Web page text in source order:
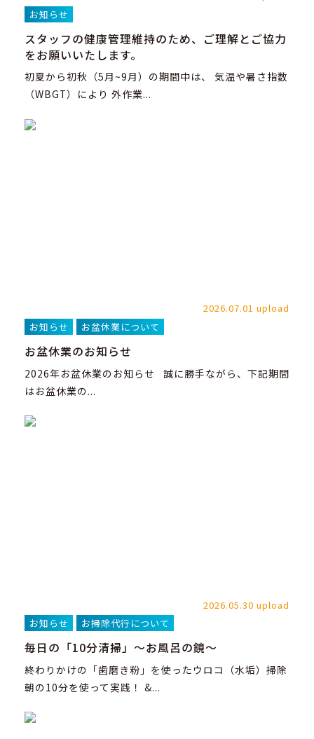
お知らせ
スタッフの健康管理維持のため、ご理解とご協力
をお願いいたします。
初夏から初秋（5月~9月）の期間中は、 気温や暑さ指数
（WBGT）により 外作業...
2026.07.01 upload
お知らせ
お盆休業について
お盆休業のお知らせ
2026年お盆休業のお知らせ 誠に勝手ながら、下記期間
はお盆休業の...
2026.05.30 upload
お知らせ
お掃除代行について
毎日の「10分清掃」～お風呂の鏡～
終わりかけの「歯磨き粉」を使ったウロコ（水垢）掃除
朝の10分を使って実践！ &...